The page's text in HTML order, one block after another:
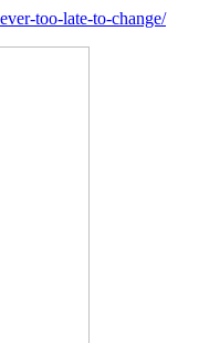
too-late-to-change/